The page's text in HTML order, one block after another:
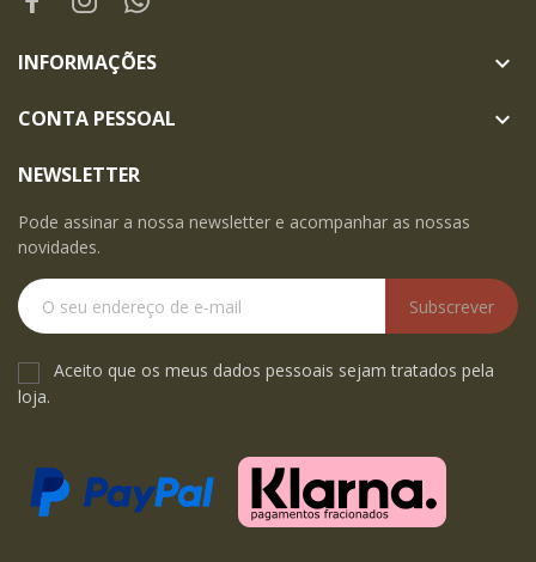
INFORMAÇÕES 
CONTA PESSOAL 
NEWSLETTER
Pode assinar a nossa newsletter e acompanhar as nossas
novidades.
Subscrever
Aceito que os meus dados pessoais sejam tratados pela
loja.